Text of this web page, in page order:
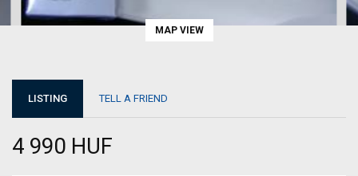
MAP VIEW
LISTING TELL A FRIEND
4 990 HUF